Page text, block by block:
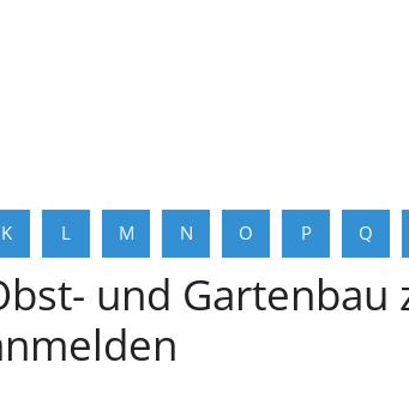
K L M N O P Q
und Gartenbau